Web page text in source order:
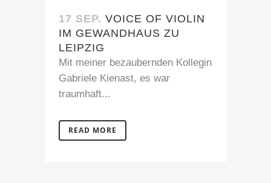
17 SEP. VOICE OF VIOLIN
IM GEWANDHAUS ZU
LEIPZIG
Mit meiner bezaubernden Kollegin
Gabriele Kienast, es war
traumhaft...
READ MORE